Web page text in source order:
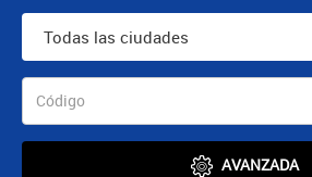
Todas las ciudades
AVANZADA